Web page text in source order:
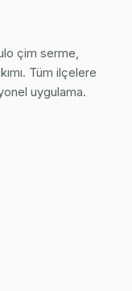
çim serme,
Tüm ilçelere
uygulama.